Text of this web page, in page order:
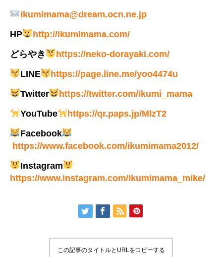
ikumimama@dream.ocn.ne.jp
HP
http://ikumimama.com/
どらやき
https://neko-dorayaki.com/
LINE
https://page.line.me/yoo4474u
Twitter
https://twitter.com/ikumi_mama
YouTube
https://qr.paps.jp/MlzT2
Facebook
https://www.facebook.com/ikumimama2012/
Instagram
https://www.instagram.com/ikumimama_mike/
この記事のタイトルとURLをコピーする